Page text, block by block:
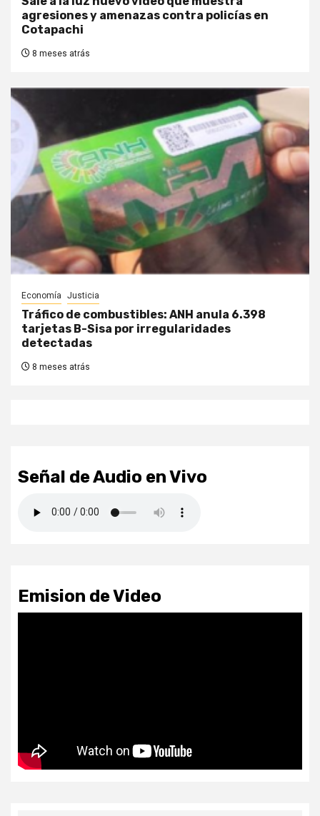
agresiones y amenazas contra policías en
Cotapachi
8 meses atrás
Economía Justicia
Tráfico de combustibles: ANH anula 6.398
tarjetas B-Sisa por irregularidades
detectadas
8 meses atrás
Señal de Audio en Vivo
Emision de Video